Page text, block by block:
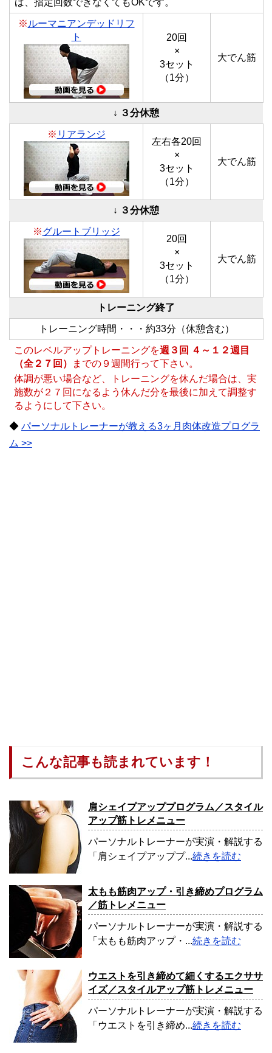
ば、指定回数できなくてもOKです。
※ ルーマニアンデッドリフ
ト
20回
×
3セット
（1分）
大でん筋
↓ ３分休憩
※ リアランジ
左右各20回
×
3セット
（1分）
大でん筋
↓ ３分休憩
※グルートブリッジ
20回
×
3セット
（1分）
大でん筋
トレーニング終了
トレーニング時間・・・約33分（休憩含む）
このレベルアップトレーニングを週３回 ４～１２週目
（全２７回）
までの９週間行って下さい。
体調が悪い場合など、トレーニングを休んだ場合は、実
施数が２７回になるよう休んだ分を最後に加えて調整す
るようにして下さい。
◆ パーソナルトレーナーが教える3ヶ月肉体改造プログラ
ム >>
こんな記事も読まれています！
肩シェイプアッププログラム／スタイル
アップ筋トレメニュー
パーソナルトレーナーが実演・解説する
「肩シェイプアッププ...続きを読む
太もも筋肉アップ・引き締めプログラム
／筋トレメニュー
パーソナルトレーナーが実演・解説する
「太もも筋肉アップ・...続きを読む
ウエストを引き締めて細くするエクササ
イズ／スタイルアップ筋トレメニュー
パーソナルトレーナーが実演・解説する
「ウエストを引き締め...続きを読む